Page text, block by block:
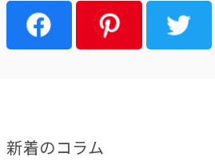
新着のコラム